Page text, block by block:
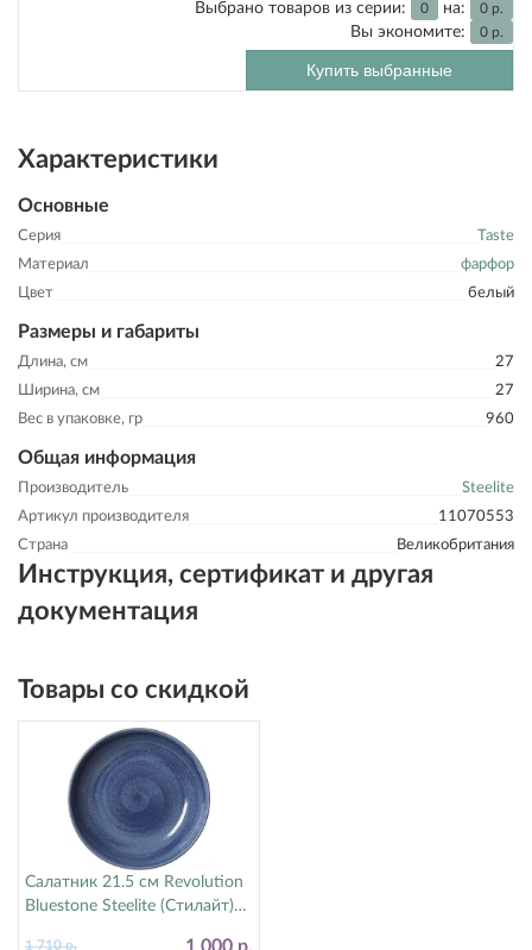
Выбрано товаров из серии: 0 на: 0 р.
Вы экономите: 0 р.
Купить выбранные
Характеристики
Основные
Серия
Taste
Материал
фарфор
Цвет
белый
Размеры и габариты
Длина, см
27
Ширина, см
27
Вес в упаковке, гр
960
Общая информация
Производитель
Steelite
Артикул производителя
11070553
Страна
Великобритания
Инструкция, сертификат и другая
документация
Товары со скидкой
Салатник 21.5 см Revolution
Bluestone Steelite (Стилайт)
1 000 р.
1 710 р.